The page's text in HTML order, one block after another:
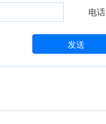
电话
发送